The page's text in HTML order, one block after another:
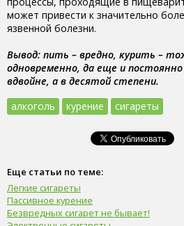
может привести к значительно
язвенной болезни.
Вывод: пить – вредно, курить –
одновременно, да еще и
вдвойне, а в десятой степени.
алкоголь
курение сигареты
Еще статьи по теме:
Легкие сигареты
Пассивное курение
Безвредных сигарет не бывает!